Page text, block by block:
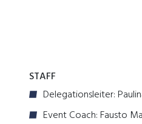
STAFF
Delegationsleiter:
Event Coach: Fausto